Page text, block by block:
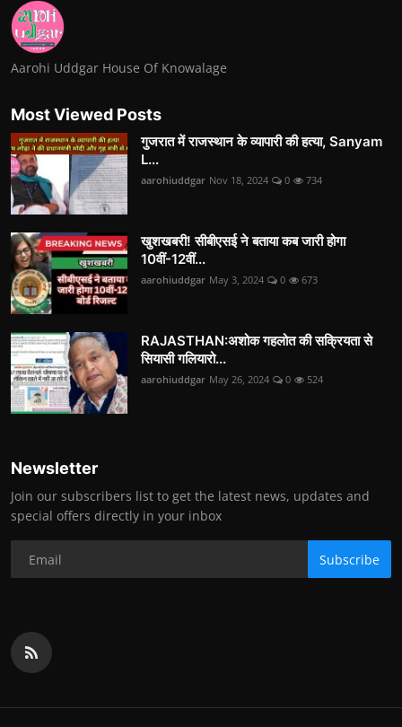
Aarohi Uddgar House Of Knowalage
Most Viewed Posts
गुजरात में राजस्थान के व्यापारी की हत्या, Sanyam
L...
aarohiuddgar Nov 18, 2024 0 734
खुशखबरी! सीबीएसई ने बताया कब जारी होगा
10वीं-12वीं...
aarohiuddgar May 3, 2024 0 673
RAJASTHAN:अशोक गहलोत की सक्रियता से
सियासी गलियारो...
aarohiuddgar May 26, 2024 0 524
Newsletter
Join our subscribers list to get the latest news, updates and
special offers directly in your inbox
Subscribe